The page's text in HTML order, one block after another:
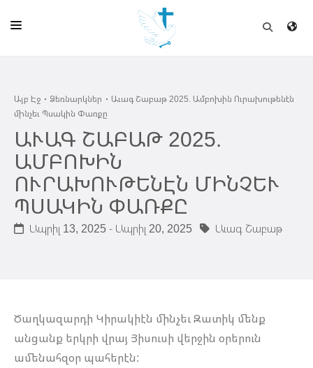
ԵԿԵՂԵՑԻ
ՈՒՂԻՂ
ԴՊՐՈՑ
ՀՐԱՊԱՐԱԿՈՒՄՆԵՐ
ՆՈՒԻՐԱՏՈՒՈՒԹԻՒՆ
Այբ Էջ Ձեռնարկներ
Աւագ Շաբաթ 2025. Ամբոխին Ուրախութենէն
մինչեւ Պսակին Փառքը
ԱՒԱԳ ՇԱԲԱԹ 2025.
ԱՄԲՈԽԻՆ
ՈՒՐԱԽՈՒԹԵՆԷՆ ՄԻՆՉԵՒ
ՊՍԱԿԻՆ ՓԱՌՔԸ
Ապրիլ 13, 2025 - Ապրիլ 20, 2025 Աւագ Շաբաթ
Ծաղկազարդի Կիրակիէն մինչեւ Զատիկ մենք
անցանք երկրի վրայ Յիսուսի վերջին օրերուն
ամենահզօր պահերէն: